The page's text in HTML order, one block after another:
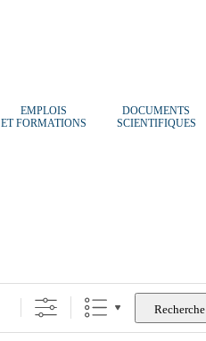
EMPLOIS
ET FORMATIONS
DOCUMENTS
SCIENTIFIQUES
Recherche